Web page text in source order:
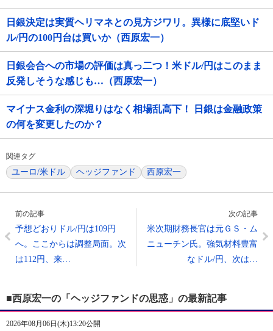
日銀決定は実質ヘリマネとの見方ジワリ。異様に底堅いド
ル/円の100円台は買いか（西原宏一）
日銀会合への市場の評価は真っ二つ！米ドル/円はこのまま
反発しそうな感じも…（西原宏一）
マイナス金利の深堀りはなく相場乱高下！ 日銀は金融政策
の何を変更したのか？
関連タグ
ユーロ/米ドル ヘッジファンド 西原宏一
前の記事
予想どおりドル/円は109円
へ。ここからは調整局面。次
は112円、来…
次の記事
米次期財務長官は元ＧＳ・ム
ニューチン氏。強気材料豊富
なドル/円、次は…
■西原宏一の「ヘッジファンドの思惑」の最新記事
2026年08月06日(木)13:20公開